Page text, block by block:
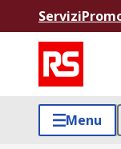
Servizi
Menu